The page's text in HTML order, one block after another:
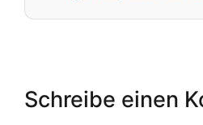
Schreibe einen